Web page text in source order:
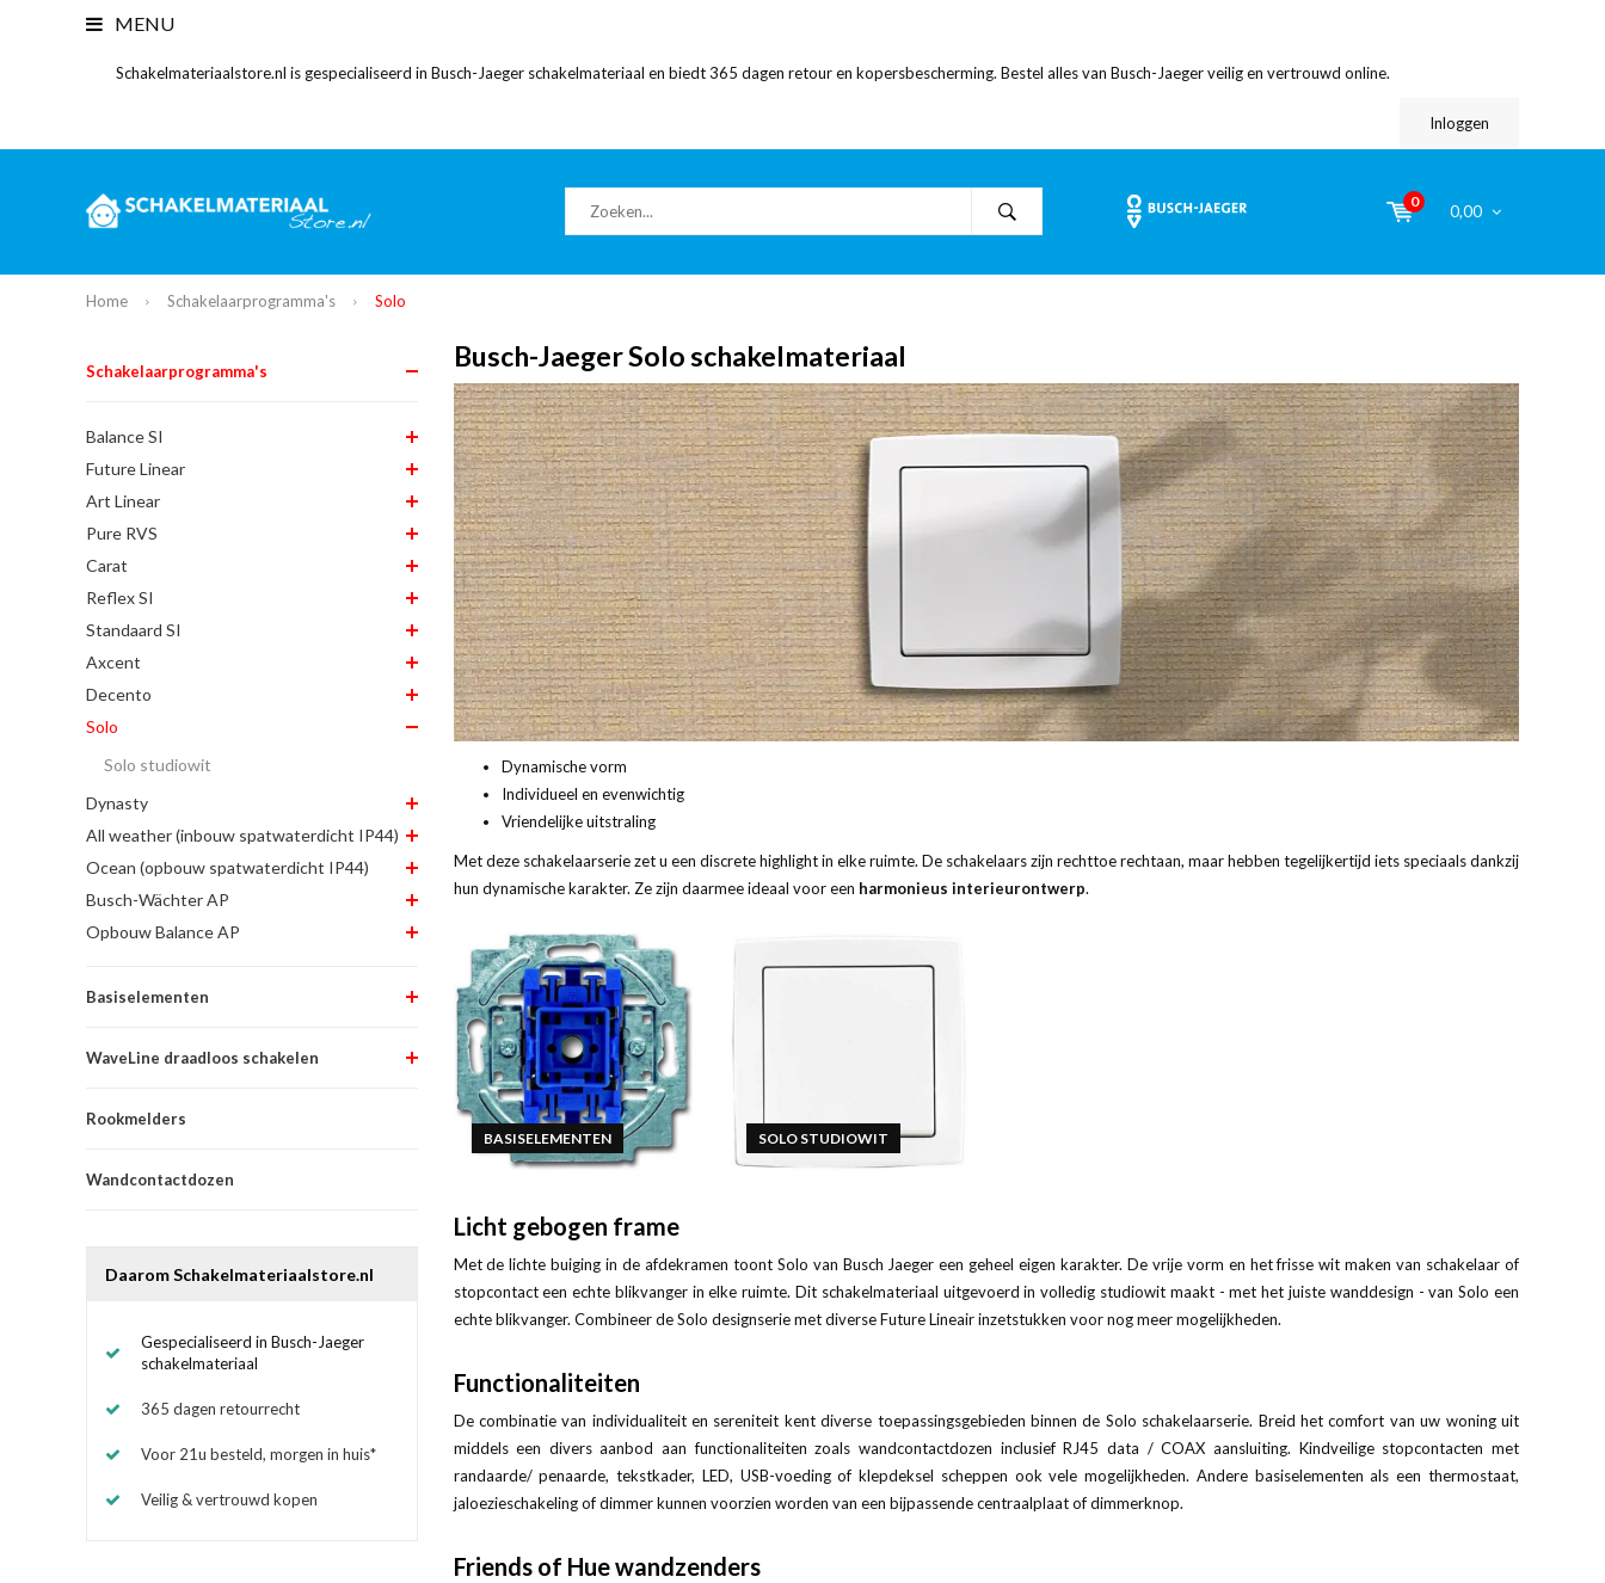
MENU
Schakelmateriaalstore.nl is gespecialiseerd in Busch-Jaeger schakelmateriaal en biedt 365 dagen retour en kopersbescherming. Bestel alles van Busch-Jaeger veilig en vertrouwd online.
Inloggen
0
0,00
Home Schakelaarprogramma's Solo
Schakelaarprogramma's
Balance SI
Future Linear
Art Linear
Pure RVS
Carat
Reflex SI
Standaard SI
Axcent
Decento
Solo
Solo studiowit
Dynasty
All weather (inbouw spatwaterdicht IP44)
Ocean (opbouw spatwaterdicht IP44)
Busch-Wächter AP
Opbouw Balance AP
Basiselementen
WaveLine draadloos schakelen
Rookmelders
Wandcontactdozen
Daarom Schakelmateriaalstore.nl
Gespecialiseerd in Busch-Jaeger
schakelmateriaal
365 dagen retourrecht
Voor 21u besteld, morgen in huis*
Veilig & vertrouwd kopen
Busch-Jaeger Solo schakelmateriaal
Dynamische vorm
Individueel en evenwichtig
Vriendelijke uitstraling
Met deze schakelaarserie zet u een discrete highlight in elke ruimte. De schakelaars zijn rechttoe rechtaan, maar hebben tegelijkertijd iets speciaals dankzij
hun dynamische karakter. Ze zijn daarmee ideaal voor een harmonieus interieurontwerp.
BASISELEMENTEN SOLO STUDIOWIT
Licht gebogen frame
Met de lichte buiging in de afdekramen toont Solo van Busch Jaeger een geheel eigen karakter. De vrije vorm en het frisse wit maken van schakelaar of
stopcontact een echte blikvanger in elke ruimte. Dit schakelmateriaal uitgevoerd in volledig studiowit maakt - met het juiste wanddesign - van Solo een
echte blikvanger. Combineer de Solo designserie met diverse Future Lineair inzetstukken voor nog meer mogelijkheden.
Functionaliteiten
De combinatie van individualiteit en sereniteit kent diverse toepassingsgebieden binnen de Solo schakelaarserie. Breid het comfort van uw woning uit
middels een divers aanbod aan functionaliteiten zoals wandcontactdozen inclusief RJ45 data / COAX aansluiting. Kindveilige stopcontacten met
randaarde/ penaarde, tekstkader, LED, USB-voeding of klepdeksel scheppen ook vele mogelijkheden. Andere basiselementen als een thermostaat,
jaloezieschakeling of dimmer kunnen voorzien worden van een bijpassende centraalplaat of dimmerknop.
Friends of Hue wandzenders